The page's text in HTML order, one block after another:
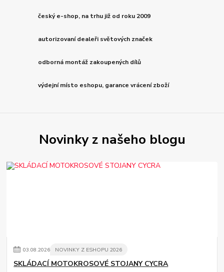
český e-shop, na trhu již od roku 2009
autorizovaní dealeři světových značek
odborná montáž zakoupených dílů
výdejní místo eshopu, garance vrácení zboží
Novinky z našeho blogu
03.08.2026 NOVINKY Z ESHOPU 2026
SKLÁDACÍ MOTOKROSOVÉ STOJANY CYCRA